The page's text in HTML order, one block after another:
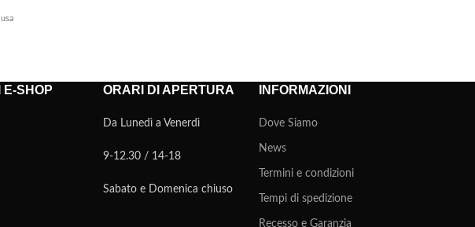
E-SHOP ORARI DI APERTURA
Da Lunedì a Venerdì
9-12.30 / 14-18
Sabato e Domenica chiuso
INFORMAZIONI
Dove Siamo
News
Termini e condizioni
Tempi di spedizione
Recesso e Garanzia